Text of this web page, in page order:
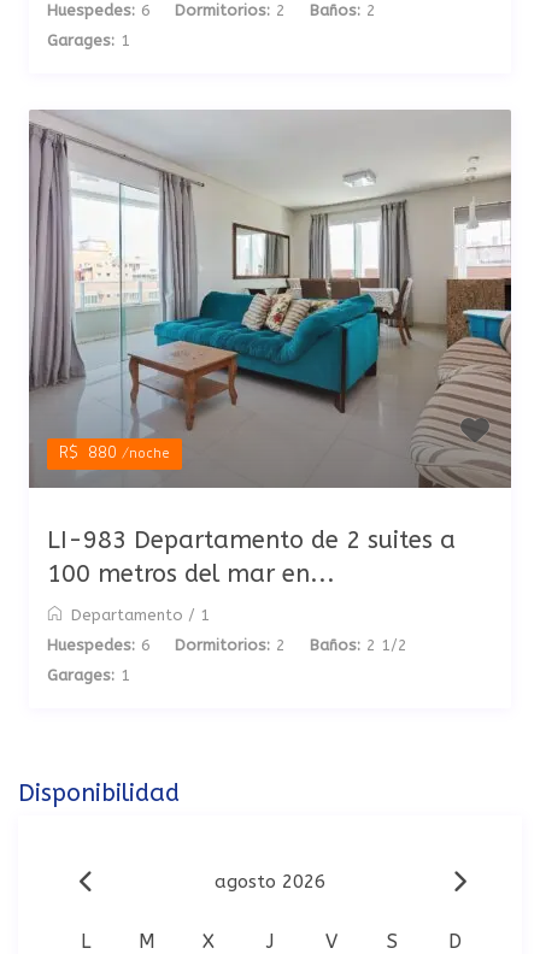
Huespedes: 6 Dormitorios: 2 Baños: 2
Garages: 1
R$ 880/noche
LI-983 Departamento de 2 suites a
100 metros del mar en...
Departamento / 1
Huespedes: 6 Dormitorios: 2 Baños: 2 1/2
Garages: 1
Disponibilidad
agosto 2026
L M X J V S D